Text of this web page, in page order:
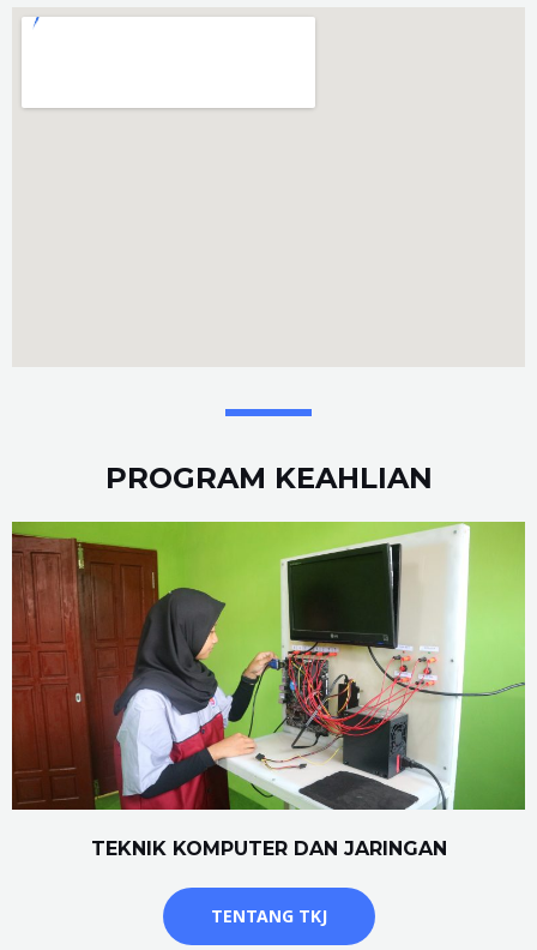
PROGRAM KEAHLIAN
TEKNIK KOMPUTER DAN JARINGAN
TENTANG TKJ